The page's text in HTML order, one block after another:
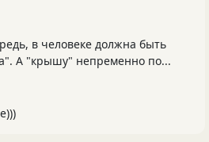
в человеке должна быть
А "крышу" непременно по...